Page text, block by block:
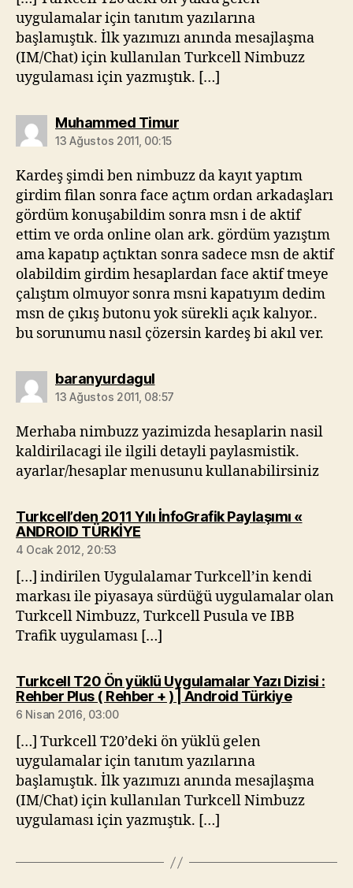
uygulamalar için tanıtım yazılarına
başlamıştık. İlk yazımızı anında mesajlaşma
(IM/Chat) için kullanılan Turkcell Nimbuzz
uygulaması için yazmıştık. […]
Muhammed Timurdiyorki:
13 Ağustos 2011, 00:15
Kardeş şimdi ben nimbuzz da kayıt yaptım
girdim filan sonra face açtım ordan arkadaşları
gördüm konuşabildim sonra msn i de aktif
ettim ve orda online olan ark. gördüm yazıştım
ama kapatıp açtıktan sonra sadece msn de aktif
olabildim girdim hesaplardan face aktif tmeye
çalıştım olmuyor sonra msni kapatıyım dedim
msn de çıkış butonu yok sürekli açık kalıyor..
bu sorunumu nasıl çözersin kardeş bi akıl ver.
baranyurdaguldiyorki:
13 Ağustos 2011, 08:57
Merhaba nimbuzz yazimizda hesaplarin nasil
kaldirilacagi ile ilgili detayli paylasmistik.
ayarlar/hesaplar menusunu kullanabilirsiniz
Turkcell’den 2011 Yılı İnfoGrafik Paylaşımı «
ANDROID TÜRKİYEdiyorki:
4 Ocak 2012, 20:53
[…] indirilen Uygulalamar Turkcell’in kendi
markası ile piyasaya sürdüğü uygulamalar olan
Turkcell Nimbuzz, Turkcell Pusula ve IBB
Trafik uygulaması […]
Turkcell T20 Ön yüklü Uygulamalar Yazı Dizisi :
Rehber Plus ( Rehber + ) | Android Türkiyediyorki:
6 Nisan 2016, 03:00
[…] Turkcell T20’deki ön yüklü gelen
uygulamalar için tanıtım yazılarına
başlamıştık. İlk yazımızı anında mesajlaşma
(IM/Chat) için kullanılan Turkcell Nimbuzz
uygulaması için yazmıştık. […]